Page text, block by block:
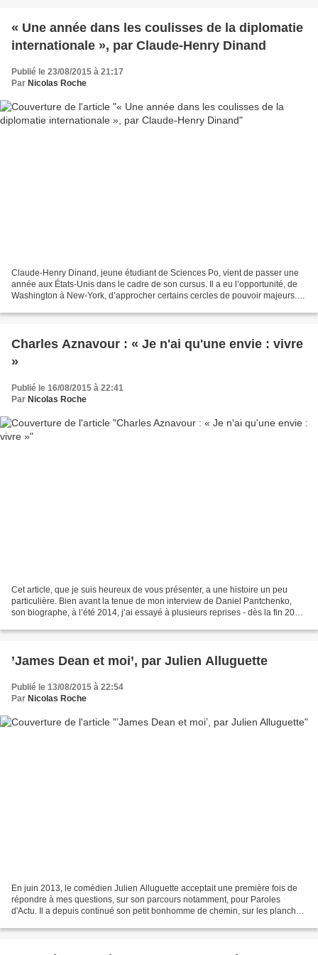
« Une année dans les coulisses de la diplomatie
internationale », par Claude-Henry Dinand
Publié le 23/08/2015 à 21:17
Par Nicolas Roche
Claude-Henry Dinand, jeune étudiant de Sciences Po, vient de passer une
année aux États-Unis dans le cadre de son cursus. Il a eu l’opportunité, de
Washington à New-York, d’approcher certains cercles de pouvoir majeurs. Et
Charles Aznavour : « Je n'ai qu'une envie : vivre
»
Publié le 16/08/2015 à 22:41
Par Nicolas Roche
Cet article, que je suis heureux de vous présenter, a une histoire un peu
particulière. Bien avant la tenue de mon interview de Daniel Pantchenko,
son biographe, à l’été 2014, j’ai essayé à plusieurs reprises - dès la fin 2013,
’James Dean et moi’, par Julien Alluguette
Publié le 13/08/2015 à 22:54
Par Nicolas Roche
En juin 2013, le comédien Julien Alluguette acceptait une première fois de
répondre à mes questions, sur son parcours notamment, pour Paroles
d'Actu. Il a depuis continué son petit bonhomme de chemin, sur les planches